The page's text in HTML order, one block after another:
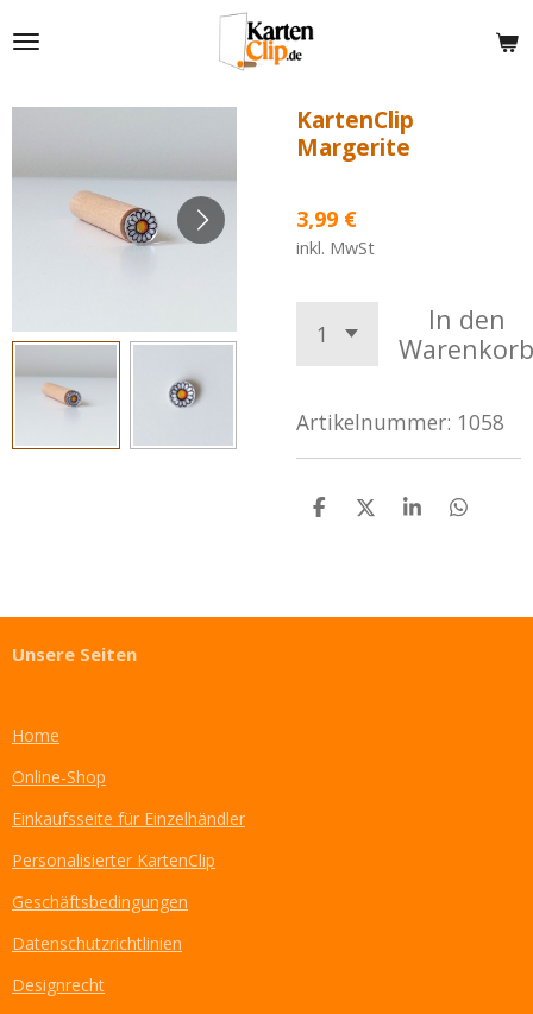
Hauptinhalt
KartenClip
Margerite
3,99 €
inkl. MwSt
In den
Artikelnummer: 1058
T
n
T
n
T
n
T
n
Unsere Seiten
Home
Online-Shop
Einkaufsseite für Einzelhändler
Personalisierter KartenClip
Geschäftsbedingungen
Datenschutzrichtlinien
Designrecht